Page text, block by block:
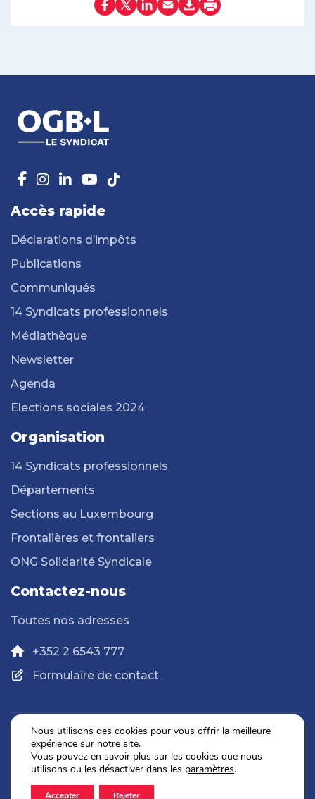
Accès rapide
Déclarations d’impôts
Publications
Communiqués
14 Syndicats professionnels
Médiathèque
Newsletter
Agenda
Elections sociales 2024
Organisation
14 Syndicats professionnels
Départements
Sections au Luxembourg
Frontalières et frontaliers
ONG Solidarité Syndicale
Contactez-nous
Toutes nos adresses
+352 2 6543 777
Formulaire de contact
Politique de confidentialité
Mentions légales
Nous utilisons des cookies pour vous offrir la meilleure
expérience sur notre site.
Vous pouvez en savoir plus sur les cookies que nous
utilisons ou les désactiver dans les paramètres.
Accepter Rejeter